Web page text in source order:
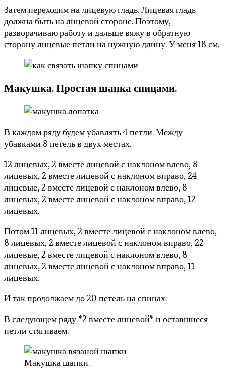
Затем переходим на лицевую гладь. Лицевая гладь
должна быть на лицевой стороне. Поэтому,
разворачиваю работу и дальше вяжу в обратную
сторону лицевые петли на нужную длину. У меня 18 см.
Макушка. Простая шапка спицами.
В каждом ряду будем убавлять 4 петли. Между
убавками 8 петель в двух местах.
12 лицевых, 2 вместе лицевой с наклоном влево, 8
лицевых, 2 вместе лицевой с наклоном вправо, 24
лицевые, 2 вместе лицевой с наклоном влево, 8
лицевых, 2 вместе лицевой с наклоном вправо, 12
лицевых.
Потом 11 лицевых, 2 вместе лицевой с наклоном влево,
8 лицевых, 2 вместе лицевой с наклоном вправо, 22
лицевые, 2 вместе лицевой с наклоном влево, 8
лицевых, 2 вместе лицевой с наклоном вправо, 11
лицевых.
И так продолжаем до 20 петель на спицах.
В следующем ряду *2 вместе лицевой* и оставшиеся
петли стягиваем.
Макушка шапки.